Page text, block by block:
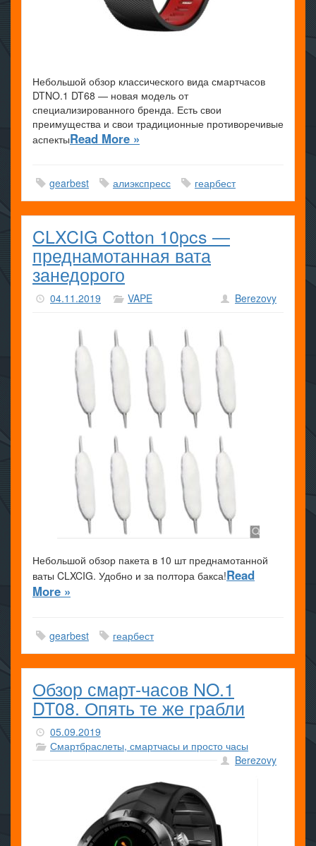
Небольшой обзор классического вида смартчасов
DTNO.1 DT68 — новая модель от
специализированного бренда. Есть свои
преимущества и свои традиционные противоречивые
аспектыRead More »
gearbest алиэкспресс геарбест
CLXCIG Cotton 10pcs —
преднамотанная вата
занедорого
04.11.2019 VAPE Berezovy
Небольшой обзор пакета в 10 шт преднамотанной
ваты CLXCIG. Удобно и за полтора бакса!Read
More »
gearbest геарбест
Обзор смарт-часов NO.1
DT08. Опять те же грабли
05.09.2019
Смартбраслеты, смартчасы и просто часы
Berezovy